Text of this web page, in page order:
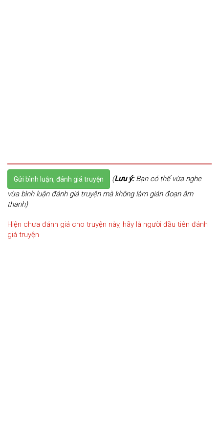
Gửi bình luận, đánh giá truyện (Lưu ý:Bạn có thể vừa nghe
vừa bình luận đánh giá truyện mà không làm gián đoạn âm
thanh)
Hiện chưa đánh giá cho truyện này, hãy là người đầu tiên đánh
giá truyện